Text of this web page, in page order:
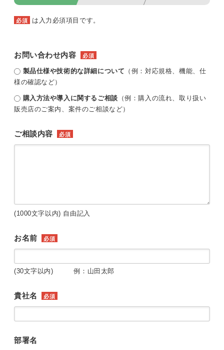
必須 は入力必須項目です。
お問い合わせ内容 必須
製品仕様や技術的な詳細について （例：対応規格、機能、仕
様の確認など）
購入方法や導入に関するご相談 （例：購入の流れ、取り扱い
販売店のご案内、案件のご相談など）
ご相談内容 必須
(1000文字以内) 自由記入
お名前 必須
(30文字以内) 例：山田太郎
貴社名 必須
部署名